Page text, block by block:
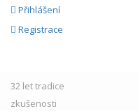
Přihlášení
Registrace
32 lettradice
zkušenosti